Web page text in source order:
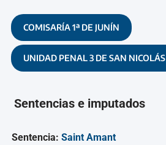
COMISARÍA 1ª DE JUNÍN
UNIDAD PENAL 3 DE SAN NICOLÁS
Sentencias e imputados
Sentencia: Saint Amant